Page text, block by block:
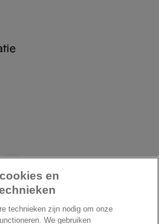
o
en
technieken zijn nodig om onze
We gebruiken